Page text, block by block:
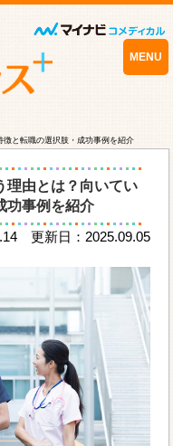
MENU
徴と転職の選択肢・成功事例を紹介
理由とは？向いてい
功事例を紹介
更新日：2025.09.05